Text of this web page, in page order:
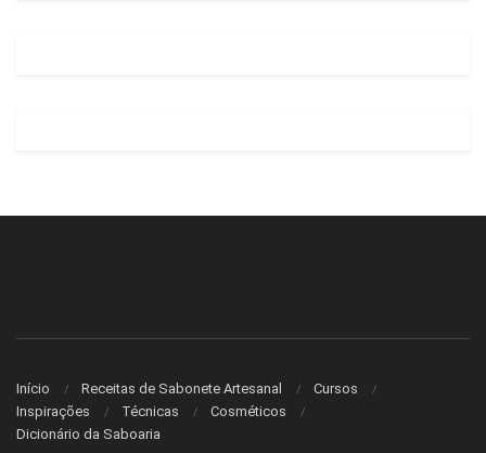
Início Receitas de Sabonete Artesanal
Cursos
Inspirações
Técnicas
Cosméticos
Dicionário da Saboaria